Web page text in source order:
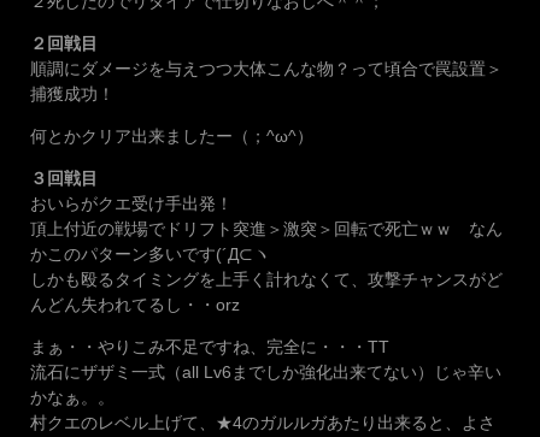
２回戦目
順調にダメージを与えつつ大体こんな物？って頃合で罠設置＞
捕獲成功！
何とかクリア出来ましたー（；^ω^）
３回戦目
おいらがクエ受け手出発！
頂上付近の戦場でドリフト突進＞激突＞回転で死亡ｗｗ なん
かこのパターン多いです(´Д⊂ヽ
しかも殴るタイミングを上手く計れなくて、攻撃チャンスがど
んどん失われてるし・・orz
まぁ・・やりこみ不足ですね、完全に・・・TT
流石にザザミ一式（all Lv6までしか強化出来てない）じゃ辛い
かなぁ。。
村クエのレベル上げて、★4のガルルガあたり出来ると、よさ